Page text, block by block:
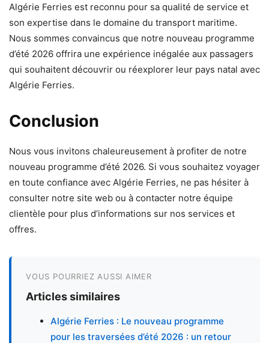
Algérie Ferries est reconnu pour sa qualité de service et
son expertise dans le domaine du transport maritime.
Nous sommes convaincus que notre nouveau programme
d’été 2026 offrira une expérience inégalée aux passagers
qui souhaitent découvrir ou réexplorer leur pays natal avec
Algérie Ferries.
Conclusion
Nous vous invitons chaleureusement à profiter de notre
nouveau programme d’été 2026. Si vous souhaitez voyager
en toute confiance avec Algérie Ferries, ne pas hésiter à
consulter notre site web ou à contacter notre équipe
clientèle pour plus d’informations sur nos services et
offres.
VOUS POURRIEZ AUSSI AIMER
Articles similaires
Algérie Ferries : Le nouveau programme
pour les traversées d’été 2026 : un retour